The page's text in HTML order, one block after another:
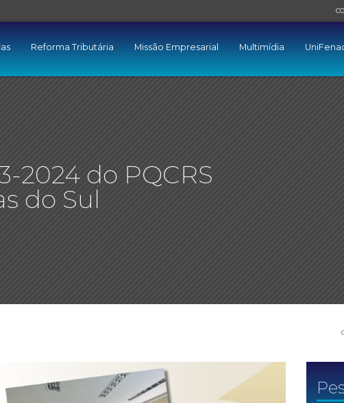
Reforma Tributária Missão Empresarial Multimídia
2024 do PQCRS
do Sul